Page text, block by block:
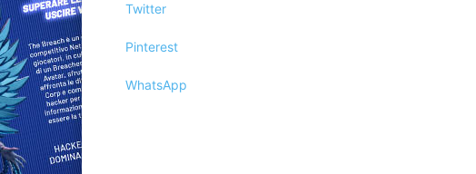
Twitter
Pinterest
WhatsApp